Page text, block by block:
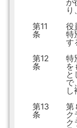
り
第11
条
役
特
す
第12
条
特
を
と
で
し
第13
条
第
ク
ク